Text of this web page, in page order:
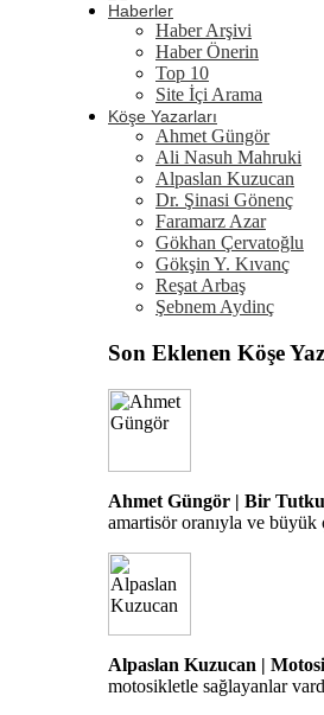
Haberler
Haber Arşivi
Haber Önerin
Top 10
Site İçi Arama
Köşe Yazarları
Ahmet Güngör
Ali Nasuh Mahruki
Alpaslan Kuzucan
Dr. Şinasi Gönenç
Faramarz Azar
Gökhan Çervatoğlu
Gökşin Y. Kıvanç
Reşat Arbaş
Şebnem Aydinç
Son Eklenen Köşe
Ahmet Güngör | Bir
amartisör oranıyla ve büyük
Alpaslan Kuzucan |
motosikletle sağlayanlar